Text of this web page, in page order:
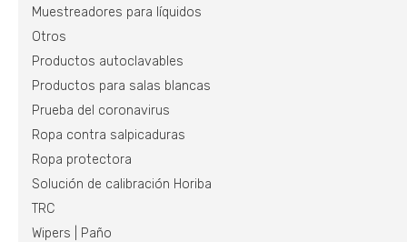
Muestreadores para líquidos
Otros
Productos autoclavables
Productos para salas blancas
Prueba del coronavirus
Ropa contra salpicaduras
Ropa protectora
Solución de calibración Horiba
TRC
Wipers | Paño